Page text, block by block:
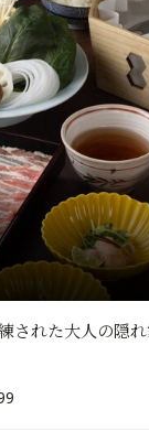
された大人の隠